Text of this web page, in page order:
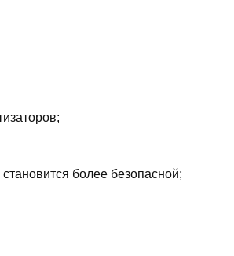
более безопасной;